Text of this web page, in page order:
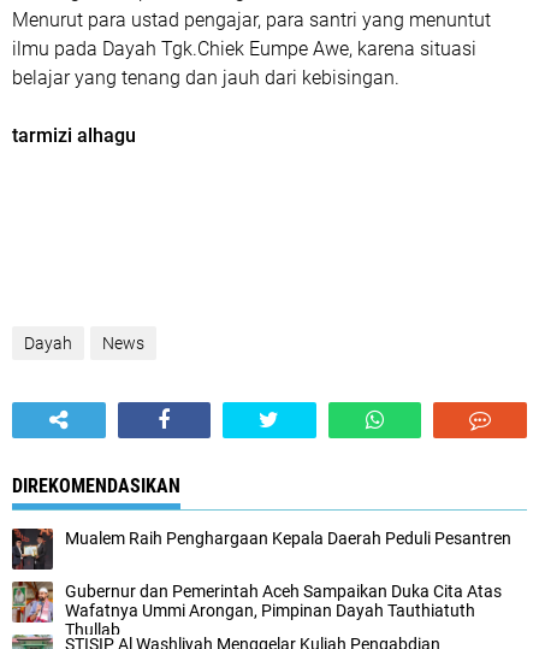
Menurut para ustad pengajar, para santri yang menuntut
ilmu pada Dayah Tgk.Chiek Eumpe Awe, karena situasi
belajar yang tenang dan jauh dari kebisingan.
tarmizi alhagu
Dayah News
DIREKOMENDASIKAN
Mualem Raih Penghargaan Kepala Daerah Peduli Pesantren
Gubernur dan Pemerintah Aceh Sampaikan Duka Cita Atas
Wafatnya Ummi Arongan, Pimpinan Dayah Tauthiatuth
Thullab
STISIP Al Washliyah Menggelar Kuliah Pengabdian